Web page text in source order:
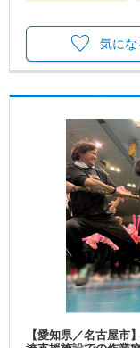
気にな
【愛知県／名古屋